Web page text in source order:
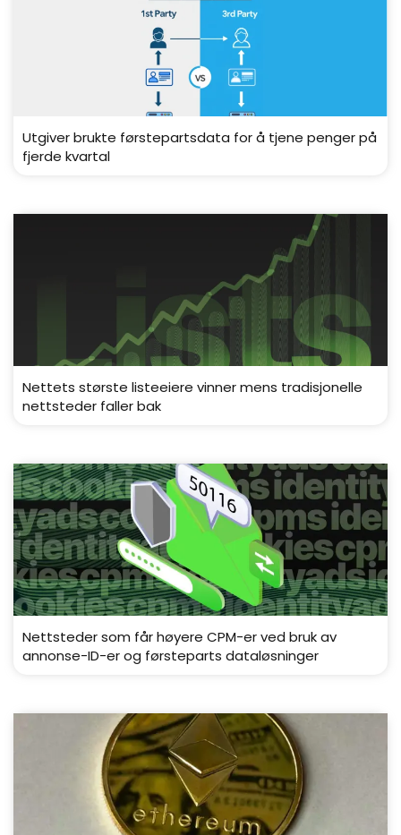
Utgiver brukte førstepartsdata for å tjene penger på
fjerde kvartal
Nettets største listeeiere vinner mens tradisjonelle
nettsteder faller bak
Nettsteder som får høyere CPM-er ved bruk av
annonse-ID-er og førsteparts dataløsninger